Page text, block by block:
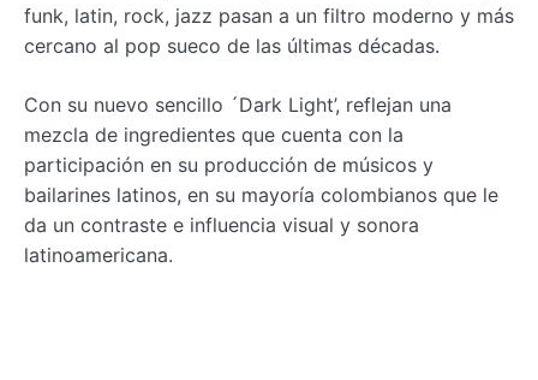
funk, latin, rock, jazz pasan a un filtro moderno y más
cercano al pop sueco de las últimas décadas.
Con su nuevo sencillo ´Dark Light’, reflejan una
mezcla de ingredientes que cuenta con la
participación en su producción de músicos y
bailarines latinos, en su mayoría colombianos que le
da un contraste e influencia visual y sonora
latinoamericana.